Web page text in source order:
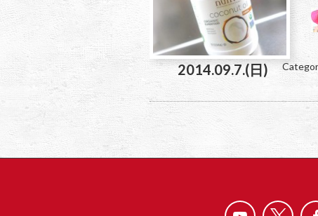
2014.09.7.(日)